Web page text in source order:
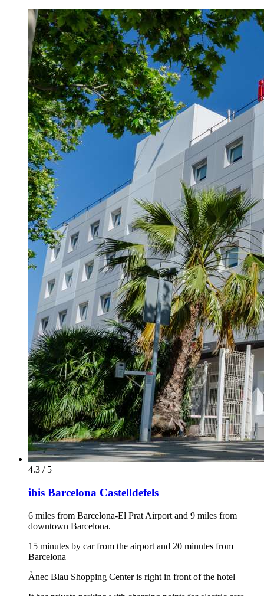
4.3 / 5
ibis Barcelona Castelldefels
6 miles from Barcelona-El Prat Airport and 9 miles from
downtown Barcelona.
15 minutes by car from the airport and 20 minutes from
Barcelona
Ànec Blau Shopping Center is right in front of the hotel